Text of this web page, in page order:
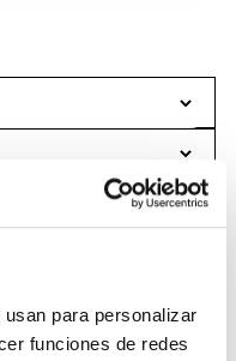
para personalizar
funciones de redes
Ver direcciones